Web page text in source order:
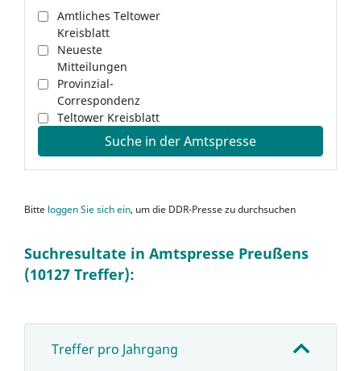
Amtliches Teltower
Kreisblatt
Neueste
Mitteilungen
Provinzial-
Correspondenz
Teltower Kreisblatt
Suche in der Amtspresse
Bitte loggen Sie sich ein, um die DDR-Presse zu durchsuchen
Suchresultate in Amtspresse Preußens
(10127 Treffer):
Treffer pro Jahrgang